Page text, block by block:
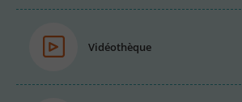
Vidéothèque